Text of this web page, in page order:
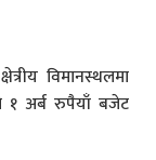
विमानस्थलमा
१ अर्ब रुपैयाँ बजेट